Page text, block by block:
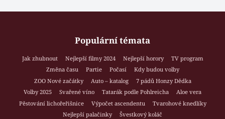
Populární témata
Jak zhubnout Nejlepší filmy 2024 Nejlepší horory
TV program
Změna času
Partie Počasí
Kdy budou volby
ZOO Nové začátky
Auto – katalog
7 pádů Honzy Dědka
Volby 2025
Svařené víno Tatarák podle Pohlreicha
Aloe vera
Pěstování lichořeřišnice
Výpočet ascendentu
Tvarohové knedlíky
Nejlepší palačinky
Švestkový koláč